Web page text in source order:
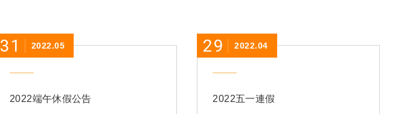
31 2022.05
2022端午休假公告
29 2022.04
2022五一連假